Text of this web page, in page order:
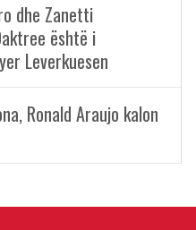
dhe Zanetti
është i
Leverkuesen
Ronald Araujo kalon